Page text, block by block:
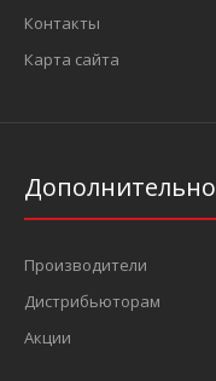
Контакты
Карта сайта
Дополнительно
Производители
Дистрибьюторам
Акции